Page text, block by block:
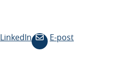
LinkedIn E-post